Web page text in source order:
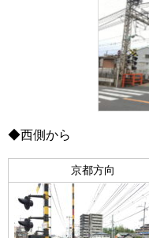
◆西側から
京都方向